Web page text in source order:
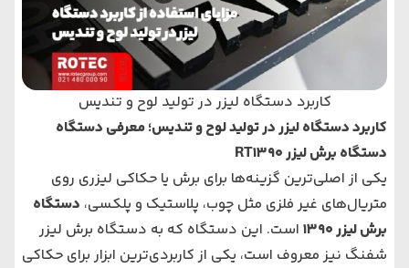
کاربرد دستگاه لیزر در تولید لوح و تندیس
کاربرد دستگاه لیزر در تولید لوح و تندیس؛ معرفی دستگاه
دستگاه برش لیزر RT1390
یکی از اصلی‌ترین گزینه‌ها برای برش یا حکاکی لیزری روی
متریال‌های غیر فلزی مثل چوب، پلاستیک و پلکسی، دستگاه
برش لیزر 1390
است. این دستگاه که به دستگاه برش لیزر
شفنگ نیز معروف است، یکی از کاربردی‌ترین ابزار برای حکاکی